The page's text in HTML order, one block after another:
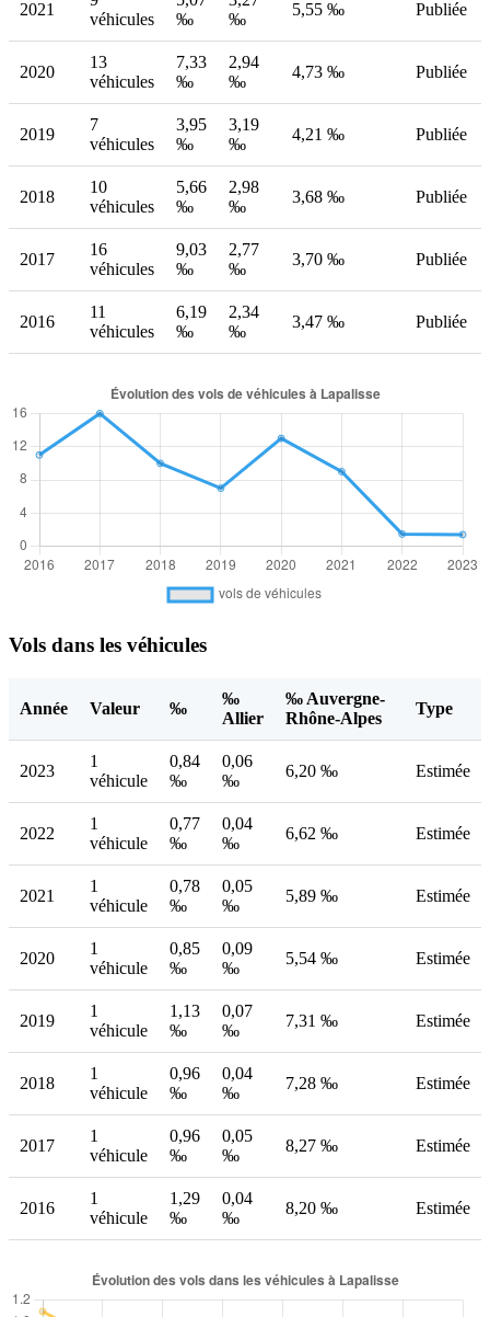
2021
véhicules
‰
‰
5,55 ‰ Publiée
2020
13
véhicules
7,33
‰
2,94
‰
4,73 ‰ Publiée
2019
7
véhicules
3,95
‰
3,19
‰
4,21 ‰ Publiée
2018
10
véhicules
5,66
‰
2,98
‰
3,68 ‰ Publiée
2017
16
véhicules
9,03
‰
2,77
‰
3,70 ‰ Publiée
2016
11
véhicules
6,19
‰
2,34
‰
3,47 ‰ Publiée
Vols dans les véhicules
Année Valeur ‰
‰
Allier
‰ Auvergne-
Rhône-Alpes
Type
2023
1
véhicule
0,84
‰
0,06
‰
6,20 ‰ Estimée
2022
1
véhicule
0,77
‰
0,04
‰
6,62 ‰ Estimée
2021
1
véhicule
0,78
‰
0,05
‰
5,89 ‰ Estimée
2020
1
véhicule
0,85
‰
0,09
‰
5,54 ‰ Estimée
2019
1
véhicule
1,13
‰
0,07
‰
7,31 ‰ Estimée
2018
1
véhicule
0,96
‰
0,04
‰
7,28 ‰ Estimée
2017
1
véhicule
0,96
‰
0,05
‰
8,27 ‰ Estimée
2016
1
véhicule
1,29
‰
0,04
‰
8,20 ‰ Estimée